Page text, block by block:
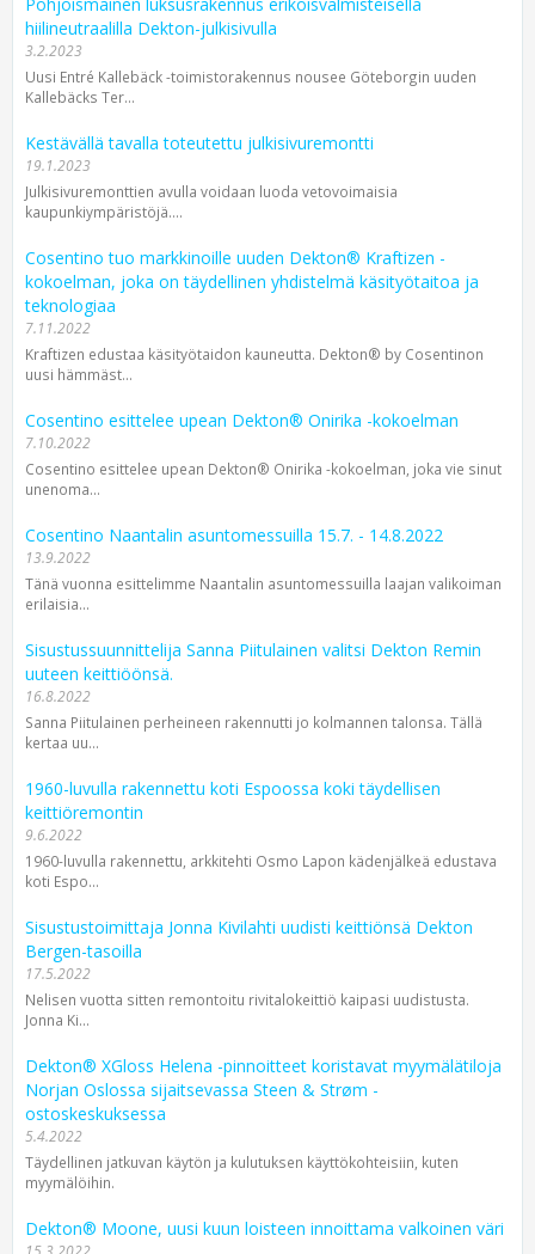
hiilineutraalilla Dekton-julkisivulla
3.2.2023
Uusi Entré Kallebäck -toimistorakennus nousee Göteborgin uuden
Kallebäcks Ter...
Kestävällä tavalla toteutettu julkisivuremontti
19.1.2023
Julkisivuremonttien avulla voidaan luoda vetovoimaisia
kaupunkiympäristöjä....
Cosentino tuo markkinoille uuden Dekton® Kraftizen -
kokoelman, joka on täydellinen yhdistelmä käsityötaitoa ja
teknologiaa
7.11.2022
Kraftizen edustaa käsityötaidon kauneutta. Dekton® by Cosentinon
uusi hämmäst...
Cosentino esittelee upean Dekton® Onirika -kokoelman
7.10.2022
Cosentino esittelee upean Dekton® Onirika -kokoelman, joka vie sinut
unenoma...
Cosentino Naantalin asuntomessuilla 15.7. - 14.8.2022
13.9.2022
Tänä vuonna esittelimme Naantalin asuntomessuilla laajan valikoiman
erilaisia...
Sisustussuunnittelija Sanna Piitulainen valitsi Dekton Remin
uuteen keittiöönsä.
16.8.2022
Sanna Piitulainen perheineen rakennutti jo kolmannen talonsa. Tällä
kertaa uu...
1960-luvulla rakennettu koti Espoossa koki täydellisen
keittiöremontin
9.6.2022
1960-luvulla rakennettu, arkkitehti Osmo Lapon kädenjälkeä edustava
koti Espo...
Sisustustoimittaja Jonna Kivilahti uudisti keittiönsä Dekton
Bergen-tasoilla
17.5.2022
Nelisen vuotta sitten remontoitu rivitalokeittiö kaipasi uudistusta.
Jonna Ki...
Dekton® XGloss Helena -pinnoitteet koristavat myymälätiloja
Norjan Oslossa sijaitsevassa Steen & Strøm -
ostoskeskuksessa
5.4.2022
Täydellinen jatkuvan käytön ja kulutuksen käyttökohteisiin, kuten
myymälöihin.
Dekton® Moone, uusi kuun loisteen innoittama valkoinen väri